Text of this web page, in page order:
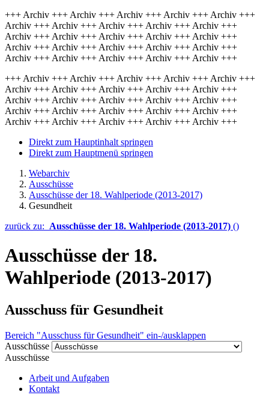
+++ Archiv +++ Archiv +++ Archiv +++ Archiv +++ Archiv +++
Archiv +++ Archiv +++ Archiv +++ Archiv +++ Archiv +++
Archiv +++ Archiv +++ Archiv +++ Archiv +++ Archiv +++
Archiv +++ Archiv +++ Archiv +++ Archiv +++ Archiv +++
Archiv +++ Archiv +++ Archiv +++ Archiv +++ Archiv +++
+++ Archiv +++ Archiv +++ Archiv +++ Archiv +++ Archiv +++
Archiv +++ Archiv +++ Archiv +++ Archiv +++ Archiv +++
Archiv +++ Archiv +++ Archiv +++ Archiv +++ Archiv +++
Archiv +++ Archiv +++ Archiv +++ Archiv +++ Archiv +++
Archiv +++ Archiv +++ Archiv +++ Archiv +++ Archiv +++
Direkt zum Hauptinhalt springen
Direkt zum Hauptmenü springen
Webarchiv
Ausschüsse
Ausschüsse der 18. Wahlperiode (2013-2017)
Gesundheit
zurück zu: Ausschüsse der 18. Wahlperiode (2013-2017) ()
Ausschüsse der 18.
Wahlperiode (2013-2017)
Ausschuss für Gesundheit
Bereich "Ausschuss für Gesundheit" ein-/ausklappen
Ausschüsse
Ausschüsse
Arbeit und Aufgaben
Kontakt